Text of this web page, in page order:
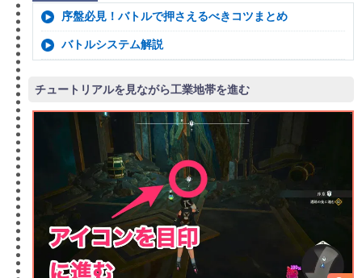
序盤必見！バトルで押さえるべきコツまとめ
バトルシステム解説
チュートリアルを見ながら工業地帯を進む